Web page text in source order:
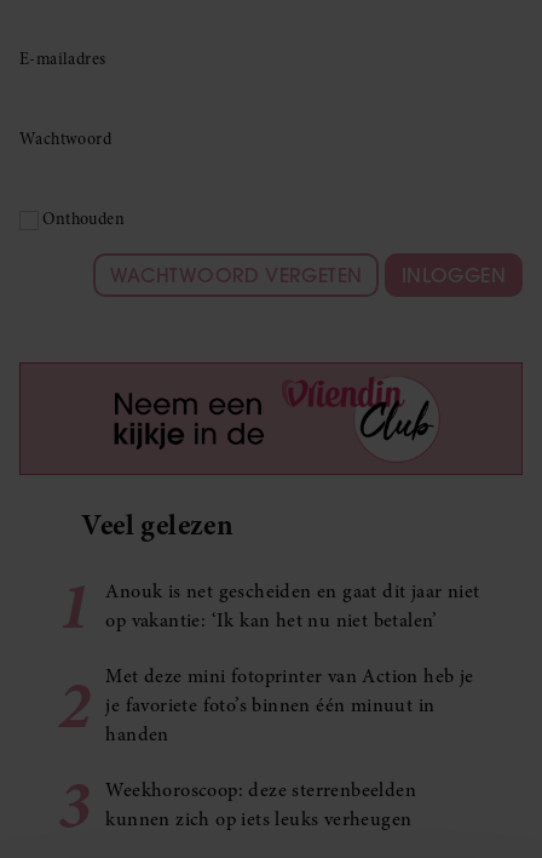
E-mailadres
Wachtwoord
Onthouden
WACHTWOORD VERGETEN INLOGGEN
Veel gelezen
1
Anouk is net gescheiden en gaat dit jaar niet
op vakantie: ‘Ik kan het nu niet betalen’
2
Met deze mini fotoprinter van Action heb je
je favoriete foto’s binnen één minuut in
handen
3
Weekhoroscoop: deze sterrenbeelden
kunnen zich op iets leuks verheugen